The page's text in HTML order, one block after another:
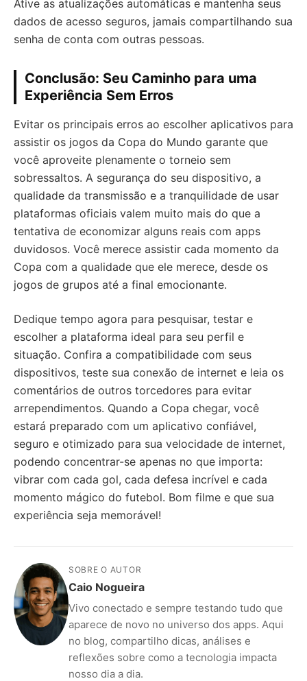
Ative as atualizações automáticas e mantenha seus
dados de acesso seguros, jamais compartilhando sua
senha de conta com outras pessoas.
Conclusão: Seu Caminho para uma
Experiência Sem Erros
Evitar os principais erros ao escolher aplicativos para
assistir os jogos da Copa do Mundo garante que
você aproveite plenamente o torneio sem
sobressaltos. A segurança do seu dispositivo, a
qualidade da transmissão e a tranquilidade de usar
plataformas oficiais valem muito mais do que a
tentativa de economizar alguns reais com apps
duvidosos. Você merece assistir cada momento da
Copa com a qualidade que ele merece, desde os
jogos de grupos até a final emocionante.
Dedique tempo agora para pesquisar, testar e
escolher a plataforma ideal para seu perfil e
situação. Confira a compatibilidade com seus
dispositivos, teste sua conexão de internet e leia os
comentários de outros torcedores para evitar
arrependimentos. Quando a Copa chegar, você
estará preparado com um aplicativo confiável,
seguro e otimizado para sua velocidade de internet,
podendo concentrar-se apenas no que importa:
vibrar com cada gol, cada defesa incrível e cada
momento mágico do futebol. Bom filme e que sua
experiência seja memorável!
SOBRE O AUTOR
Caio Nogueira
Vivo conectado e sempre testando tudo que
aparece de novo no universo dos apps. Aqui
no blog, compartilho dicas, análises e
reflexões sobre como a tecnologia impacta
nosso dia a dia.